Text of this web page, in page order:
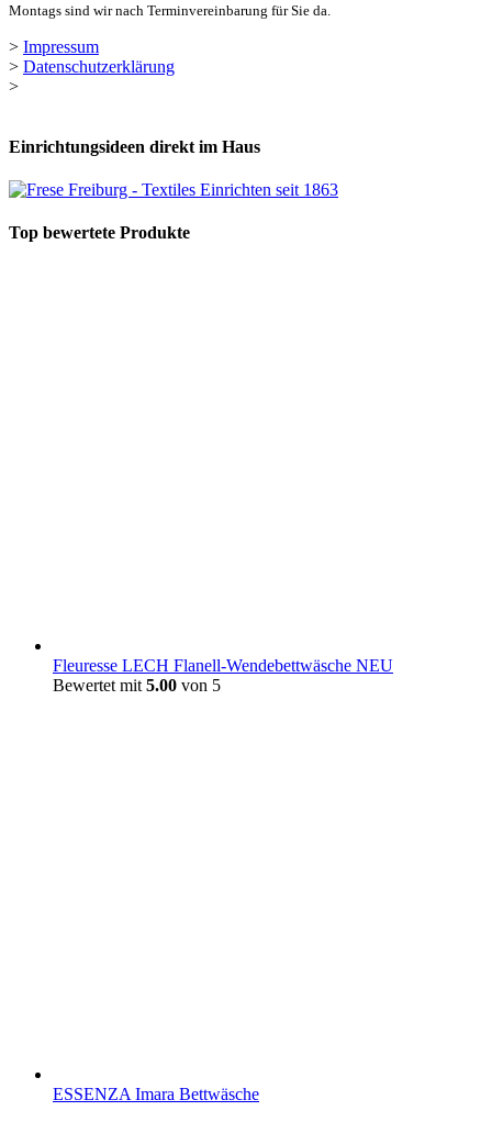
Montags sind wir nach Terminvereinbarung für Sie da.
> Impressum
> Datenschutzerklärung
>
Einrichtungsideen direkt im Haus
Top bewertete Produkte
Fleuresse LECH Flanell-Wendebettwäsche NEU
Bewertet mit 5.00 von 5
ESSENZA Imara Bettwäsche